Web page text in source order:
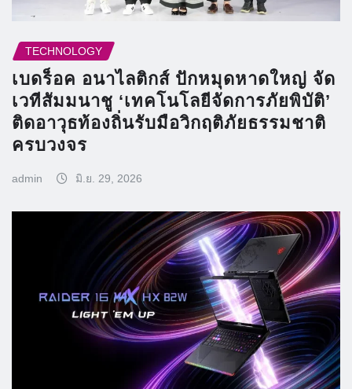
TECHNOLOGY
เบดร็อค อนาไลติกส์ ปักหมุดหาดใหญ่ จัด
เวทีสัมมนาชู ‘เทคโนโลยีจัดการภัยพิบัติ’
ติดอาวุธท้องถิ่นรับมือวิกฤติภัยธรรมชาติ
ครบวงจร
admin มิ.ย. 29, 2026